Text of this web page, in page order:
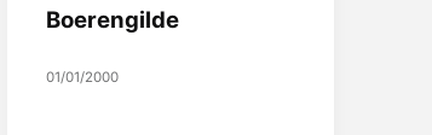
Boerengilde
01/01/2000